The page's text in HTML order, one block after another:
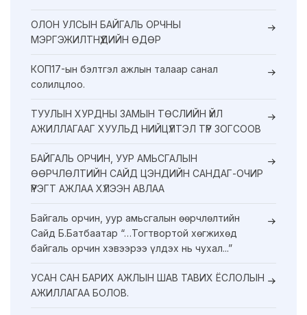
ОЛОН УЛСЫН БАЙГАЛЬ ОРЧНЫ
МЭРГЭЖИЛТНҮҮДИЙН ӨДӨР
КОП17-ын бэлтгэл ажлын талаар санал
солилцлоо.
ТУУЛЫН ХУРДНЫ ЗАМЫН ТӨСЛИЙН ҮЙЛ
АЖИЛЛАГААГ ХУУЛЬД НИЙЦҮҮЛТЭЛ ТҮР ЗОГСООВ
БАЙГАЛЬ ОРЧИН, УУР АМЬСГАЛЫН
ӨӨРЧЛӨЛТИЙН САЙД ЦЭНДИЙН САНДАГ-ОЧИР
ҮҮРЭГТ АЖЛАА ХҮЛЭЭН АВЛАА
Байгаль орчин, уур амьсгалын өөрчлөлтийн
Сайд Б.Батбаатар “…Тогтвортой хөгжихөд
байгаль орчин хэвээрээ үлдэх нь чухал...”
УСАН САН БАРИХ АЖЛЫН ШАВ ТАВИХ ЁСЛОЛЫН
АЖИЛЛАГАА БОЛОВ.